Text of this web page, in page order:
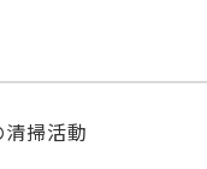
掃活動